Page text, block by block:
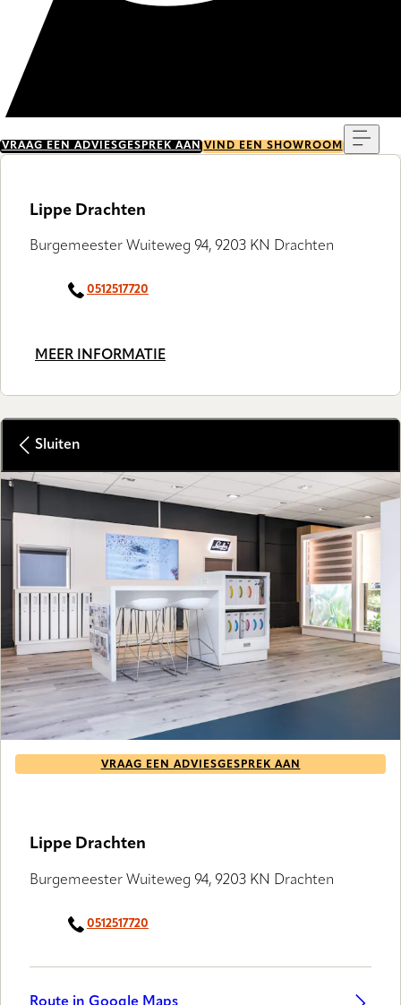
VRAAG EEN ADVIESGESPREK AAN VIND EEN SHOWROOM
Lippe Drachten
Burgemeester Wuiteweg 94, 9203 KN Drachten
0512517720
MEER INFORMATIE
Sluiten
VRAAG EEN ADVIESGESPREK AAN
Lippe Drachten
Burgemeester Wuiteweg 94, 9203 KN Drachten
0512517720